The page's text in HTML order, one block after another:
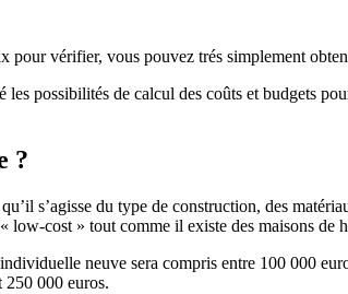
pour vérifier, vous pouvez trés simplement
les possibilités de calcul des coûts et budgets
?
s’agisse du type de construction, des
low-cost » tout comme il existe des maisons
neuve sera compris entre 100 000
250 000 euros.